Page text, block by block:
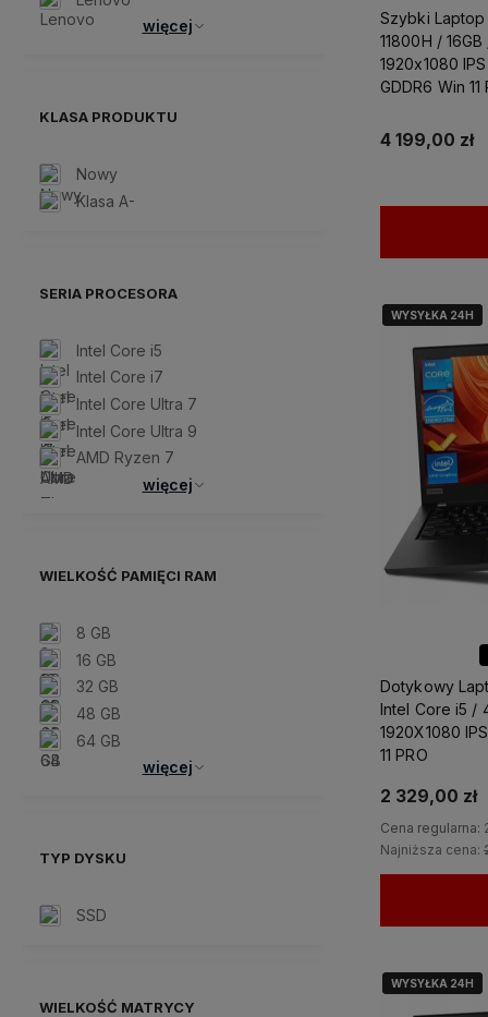
więcej
KLASA PRODUKTU
Nowy
Klasa A-
SERIA PROCESORA
Intel Core i5
Intel Core i7
Intel Core Ultra 7
Intel Core Ultra 9
AMD Ryzen 7
więcej
WIELKOŚĆ PAMIĘCI RAM
8 GB
16 GB
32 GB
48 GB
64 GB
więcej
TYP DYSKU
SSD
WIELKOŚĆ MATRYCY
Szybki
11800H / 16GB
1920x1080
GDDR6 Win
4 199,00 zł
WYSYŁKA 24H
WYSYŁKA 24H
Dotykowy
Intel Core i5 /
1920X1080
11 PRO
2 329,00 zł
Cena regularna:
Najniższa cena:
WYSYŁKA 24H
WYSYŁKA 24H